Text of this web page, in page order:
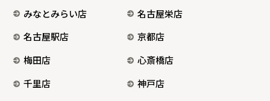
みなとみらい店
名古屋栄店
名古屋駅店
京都店
梅田店
心斎橋店
千里店
神戸店